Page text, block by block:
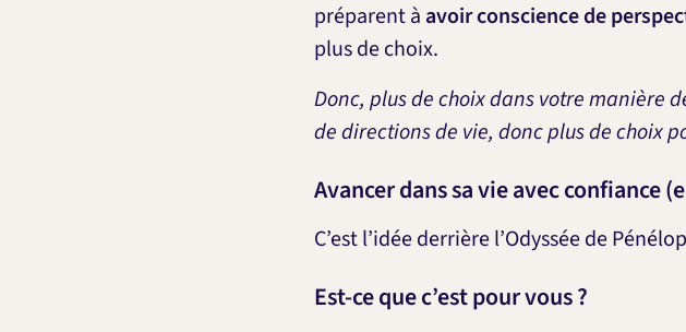
préparent à avoir conscience de
plus de choix.
Donc, plus de choix dans votre manière
de directions de vie, donc plus de choix
Avancer dans sa vie avec confiance
C’est l’idée derrière l’Odyssée de
Est-ce que c’est pour vous ?